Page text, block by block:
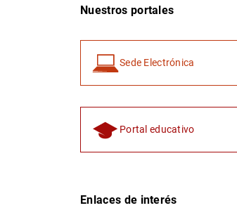
Nuestros portales
Sede Electrónica
Portal educativo
Enlaces de interés